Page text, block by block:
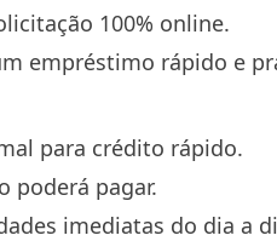
100% online.
empréstimo rápido e
para crédito rápido.
poderá pagar.
imediatas do dia a